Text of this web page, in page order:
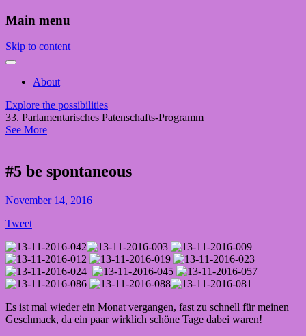
Main menu
Skip to content
About
Explore the possibilities
33. Parlamentarisches Patenschafts-Programm
See More
#5 be spontaneous
November 14, 2016
Tweet
Es ist mal wieder ein Monat vergangen, fast zu schnell für meinen
Geschmack, da ein paar wirklich schöne Tage dabei waren!